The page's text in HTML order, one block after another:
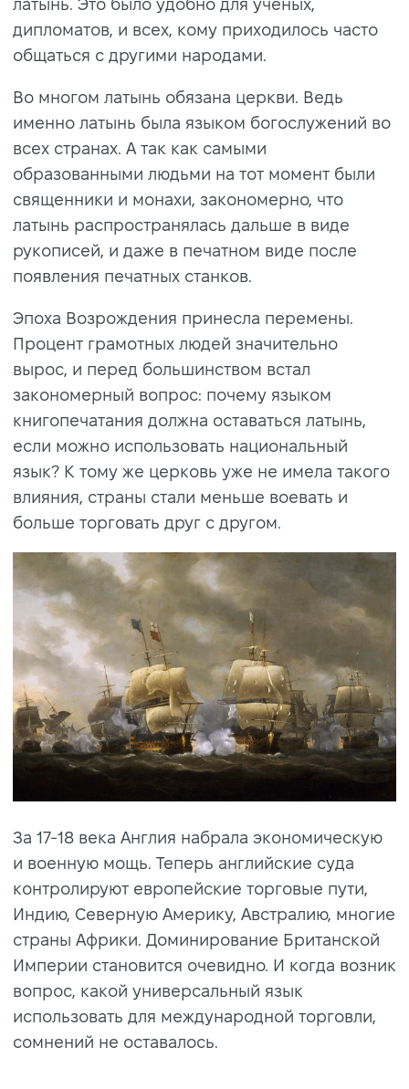
латынь. Это было удобно для ученых,
дипломатов, и всех, кому приходилось часто
общаться с другими народами.
Во многом латынь обязана церкви. Ведь
именно латынь была языком богослужений во
всех странах. А так как самыми
образованными людьми на тот момент были
священники и монахи, закономерно, что
латынь распространялась дальше в виде
рукописей, и даже в печатном виде после
появления печатных станков.
Эпоха Возрождения принесла перемены.
Процент грамотных людей значительно
вырос, и перед большинством встал
закономерный вопрос: почему языком
книгопечатания должна оставаться латынь,
если можно использовать национальный
язык? К тому же церковь уже не имела такого
влияния, страны стали меньше воевать и
больше торговать друг с другом.
За 17-18 века Англия набрала экономическую
и военную мощь. Теперь английские суда
контролируют европейские торговые пути,
Индию, Северную Америку, Австралию, многие
страны Африки. Доминирование Британской
Империи становится очевидно. И когда возник
вопрос, какой универсальный язык
использовать для международной торговли,
сомнений не оставалось.